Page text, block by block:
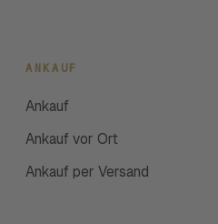
ANKAUF
Ankauf
Ankauf vor Ort
Ankauf per Versand